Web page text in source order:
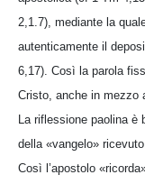
2,1.7), mediante la
autenticamente il
6,17). Così la parola
Cristo, anche in mezzo
La riflessione paolina è
della «vangelo»
Così l’apostolo